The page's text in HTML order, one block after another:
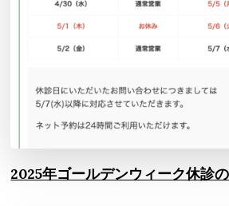
2025年ゴールデンウィーク休診